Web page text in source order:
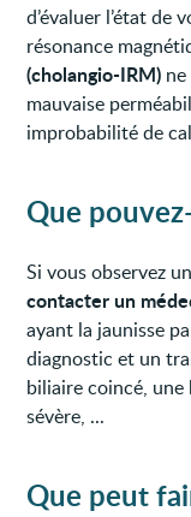
d’évaluer l’état de
résonance
(cholangio-IRM)
mauvaise
improbabilité de
Que
Si vous observez
contacter un
ayant la jaunisse
diagnostic et un
biliaire coincé,
sévère, ...
Que peut